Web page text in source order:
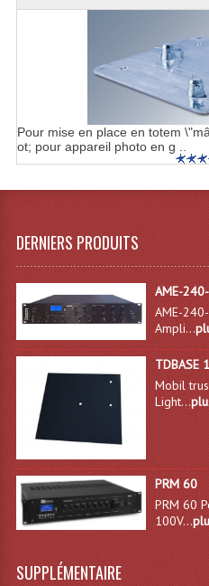
Enceintes
Filtres
Haut-Parleurs
Haut
Haut-Parleurs
Tweeters
Lecteurs
Platines
Lecteurs Cd À
Lecteurs Double
Lecteurs
Lecteurs Lasers
Pour mise en place en totem
ot; pour appareil photo en g ..
DERNIERS PRODUITS
AME-
AME-
Ampli...
TDBASE
Mobil
Light...
PRM 60
PRM 60
100V...
SUPPLÉMENTAIRE